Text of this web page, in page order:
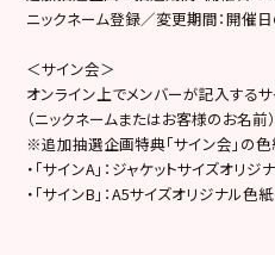
ニックネーム登録／変更期間：開催
＜サイン会＞
オンライン上でメンバーが記入する
（ニックネームまたはお客様のお名前
※追加抽選企画特典「サイン会」の色
・「サインA」：ジャケットサイズオリジ
・「サインB」：A5サイズオリジナル色紙